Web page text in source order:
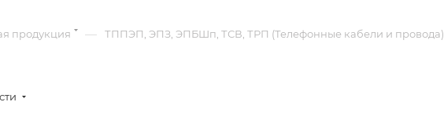
продукция — ТППЭП, ЭПЗ, ЭПБШп, ТСВ, ТРП (Телефонные кабели и провода)